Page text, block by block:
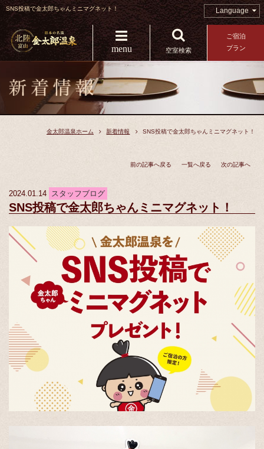
SNS投稿で金太郎ちゃんミニマグネット！ Language
menu 空室検索
ご宿泊
プラン
金太郎温泉ホーム 新着情報 SNS投稿で金太郎ちゃんミニマグネット！
前の記事へ戻る 一覧へ戻る 次の記事へ
2024.01.14 スタッフブログ
SNS投稿で金太郎ちゃんミニマグネット！